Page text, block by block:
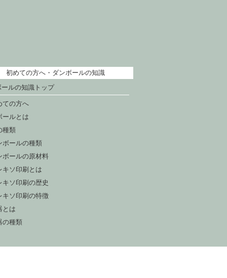
初めての方へ・ダンボールの知識
ルの知識トップ
ての方へ
ールとは
種類
ボールの種類
ボールの原材料
キソ印刷とは
キソ印刷の歴史
キソ印刷の特徴
とは
の種類